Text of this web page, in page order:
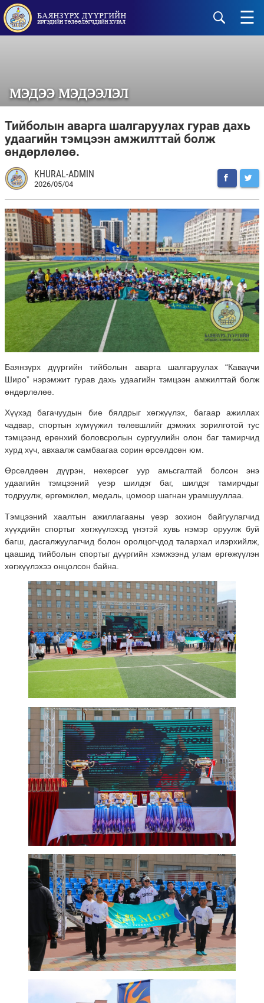
☰
МЭДЭЭ МЭДЭЭЛЭЛ
Тийболын аварга шалгаруулах гурав дахь
удаагийн тэмцээн амжилттай болж
өндөрлөлөө.
KHURAL-ADMIN
2026/05/04
Баянзүрх дүүргийн тийболын аварга шалгаруулах “Каваүчи
Широ” нэрэмжит гурав дахь удаагийн тэмцээн амжилттай болж
өндөрлөлөө.
Хүүхэд багачуудын бие бялдрыг хөгжүүлэх, багаар ажиллах
чадвар, спортын хүмүүжил төлөвшлийг дэмжих зорилготой тус
тэмцээнд ерөнхий боловсролын сургуулийн олон баг тамирчид
хурд хүч, авхаалж самбаагаа сорин өрсөлдсөн юм.
Өрсөлдөөн дүүрэн, нөхөрсөг уур амьсгалтай болсон энэ
удаагийн тэмцээний үеэр шилдэг баг, шилдэг тамирчдыг
тодруулж, өргөмжлөл, медаль, цомоор шагнан урамшууллаа.
Тэмцээний хаалтын ажиллагааны үеэр зохион байгуулагчид
хүүхдийн спортыг хөгжүүлэхэд үнэтэй хувь нэмэр оруулж буй
багш, дасгалжуулагчид болон оролцогчдод талархал илэрхийлж,
цаашид тийболын спортыг дүүргийн хэмжээнд улам өргөжүүлэн
хөгжүүлэхээ онцолсон байна.